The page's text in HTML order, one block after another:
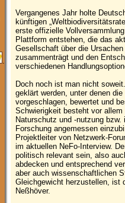
.
Vergangenes Jahr holte
künftigen
erste offizielle
Plattform entstehen, die das
Gesellschaft über die
zusammenträgt und den
verschiedenen
Doch noch ist man nicht
geklärt werden, unter denen
vorgeschlagen, bewertet und
Schwierigkeit besteht vor
Naturschutz und -nutzung
Forschung angemessen
Projektleiter von Netzwerk-
im aktuellen NeFo-Interview.
politisch relevant sein, also
abdecken und entsprechend
aber auch wissenschaftlichen
Gleichgewicht herzustellen, ist
Neßhöver.